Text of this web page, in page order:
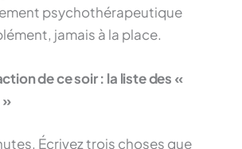
psychothérapeutique
jamais à la place.
de ce soir : la liste des «
»
Écrivez trois choses que